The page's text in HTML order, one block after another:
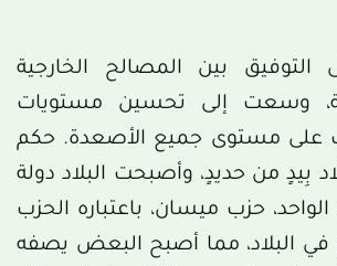
بين المصالح الخارجية
وسعت إلى تحسين مستويات
مستوى جميع الأصعدة. حكم
بِيدٍ من حديدٍ، وأصبحت البلاد دولة
حزب ميسان، باعتباره الحزب
في البلاد، مما أصبح البعض يصفه